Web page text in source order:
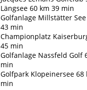
Längsee 60 km 39 min
Golfanlage Millstätter
43 min
Championplatz
45 min
Golfanlage Nassfeld Golf
min
Golfpark Klopeinersee 68
min